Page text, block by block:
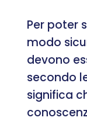
Per poter
modo
devono
secondo
significa